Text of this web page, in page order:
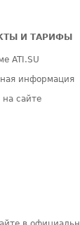
И ТАРИФЫ
ATI.SU
информация
на сайте